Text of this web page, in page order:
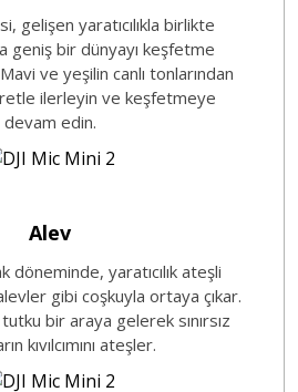
gelişen yaratıcılıkla birlikte
geniş bir dünyayı keşfetme
ve yeşilin canlı tonlarından
ilerleyin ve keşfetmeye
devam edin.
Alev
döneminde, yaratıcılık ateşli
gibi coşkuyla ortaya çıkar.
bir araya gelerek sınırsız
kıvılcımını ateşler.